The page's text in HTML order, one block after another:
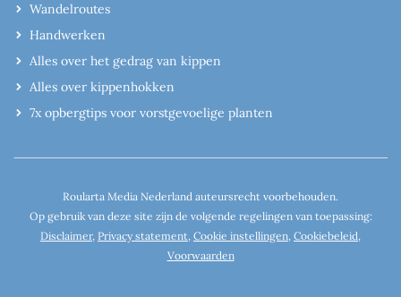
Wandelroutes
Handwerken
Alles over het gedrag van kippen
Alles over kippenhokken
7x opbergtips voor vorstgevoelige planten
Roularta Media Nederland auteursrecht voorbehouden.
Op gebruik van deze site zijn de volgende regelingen van toepassing:
Disclaimer, Privacy statement, Cookie instellingen, Cookiebeleid,
Voorwaarden